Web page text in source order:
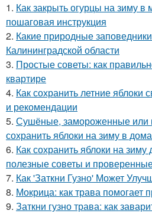
1. Как закрыть огурцы на зиму в
пошаговая инструкция
2. Какие природные
Калининградской области
3. Простые советы: как
квартире
4. Как сохранить летние
и рекомендации
5. Сушёные, замороженные или
сохранить яблоки на зиму в
6. Как сохранить яблоки на
полезные советы и
7. Как 'Заткни Гузно' Может
8. Мокрица: как трава помогает
9. Заткни гузно трава: как